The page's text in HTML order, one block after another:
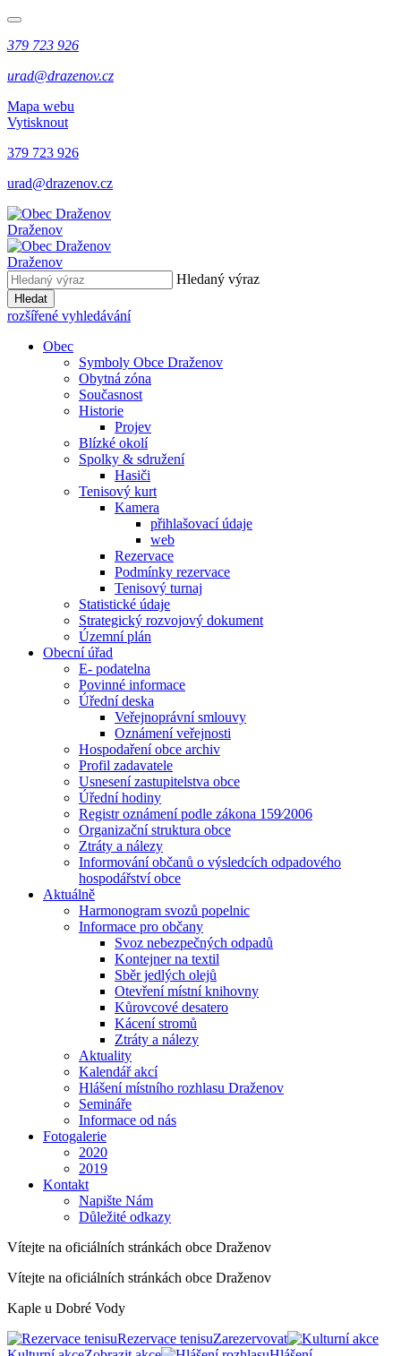
379 723 926
urad@drazenov.cz
Mapa webu
Vytisknout
379 723 926
urad@drazenov.cz
Draženov
Draženov
Hledaný výraz
Hledat
rozšířené vyhledávání
Obec
Symboly Obce Draženov
Obytná zóna
Současnost
Historie
Projev
Blízké okolí
Spolky & sdružení
Hasiči
Tenisový kurt
Kamera
přihlašovací údaje
web
Rezervace
Podmínky rezervace
Tenisový turnaj
Statistické údaje
Strategický rozvojový dokument
Územní plán
Obecní úřad
E- podatelna
Povinné informace
Úřední deska
Veřejnoprávní smlouvy
Oznámení veřejnosti
Hospodaření obce archiv
Profil zadavatele
Usnesení zastupitelstva obce
Úřední hodiny
Registr oznámení podle zákona 159⁄2006
Organizační struktura obce
Ztráty a nálezy
Informování občanů o výsledcích odpadového
hospodářství obce
Aktuálně
Harmonogram svozů popelnic
Informace pro občany
Svoz nebezpečných odpadů
Kontejner na textil
Sběr jedlých olejů
Otevření místní knihovny
Kůrovcové desatero
Kácení stromů
Ztráty a nálezy
Aktuality
Kalendář akcí
Hlášení místního rozhlasu Draženov
Semináře
Informace od nás
Fotogalerie
2020
2019
Kontakt
Napište Nám
Důležité odkazy
Vítejte na oficiálních stránkách obce Draženov
Vítejte na oficiálních stránkách obce Draženov
Kaple u Dobré Vody
Rezervace tenisuZarezervovat